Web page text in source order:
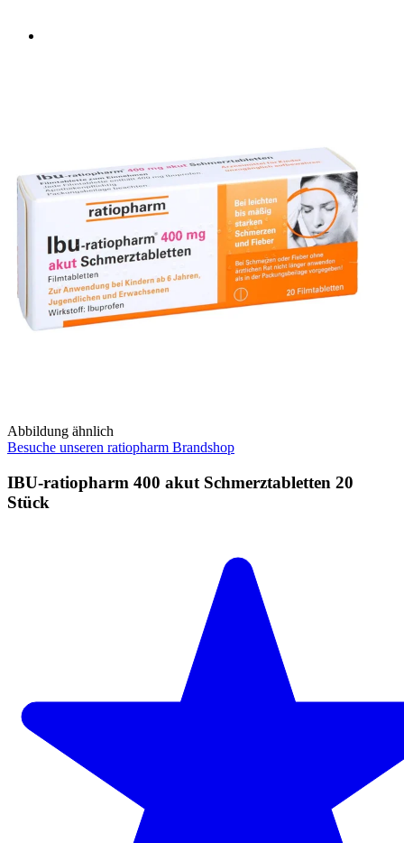
Abbildung ähnlich
Besuche unseren ratiopharm Brandshop
IBU-ratiopharm 400 akut Schmerztabletten 20
Stück